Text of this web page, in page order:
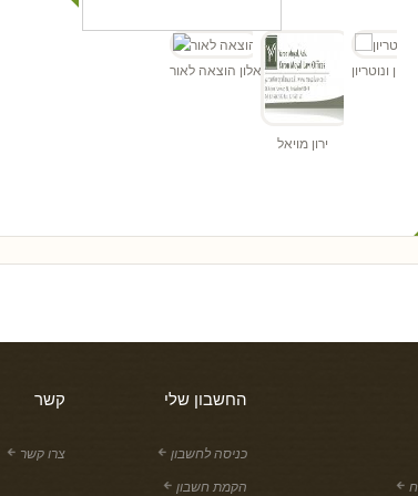
אלון הוצאה לאור
ירון מויאל
דין ונוטריון
קשר
צרו קשר
החשבון שלי
כניסה לחשבון
הקמת חשבון